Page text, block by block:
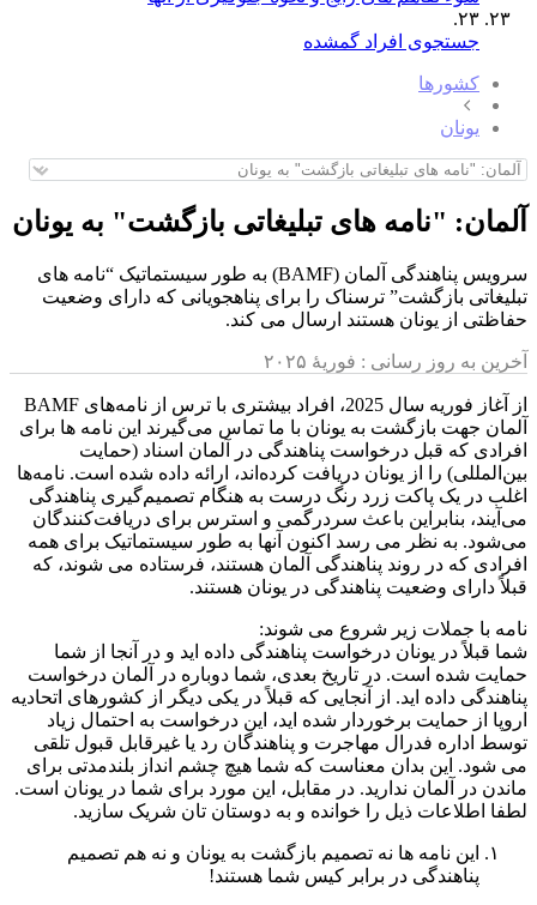
٢٣.
جستجوی افراد گمشده
کشورها
یونان
آلمان: "نامه های تبلیغاتی بازگشت" به یونان
سرویس پناهندگی آلمان (BAMF) به طور سیستماتیک “نامه های
تبلیغاتی بازگشت” ترسناک را برای پناهجویانی که دارای وضعیت
حفاظتی از یونان هستند ارسال می کند.
آخرین به روز رسانی : فوریهٔ ۲۰۲۵
از آغاز فوریه سال 2025، افراد بیشتری با ترس از نامه‌های BAMF
آلمان جهت بازگشت به یونان با ما تماس می‌گیرند این نامه ها برای
افرادی که قبل درخواست پناهندگی در آلمان اسناد (حمایت
بین‌المللی) را از یونان دریافت کرده‌اند، ارائه داده شده است. نامه‌ها
اغلب در یک پاکت زرد رنگ درست به هنگام تصمیم‌گیری پناهندگی
می‌آیند، بنابراین باعث سردرگمی و استرس برای دریافت‌کنندگان
می‌شود. به نظر می رسد اکنون آنها به طور سیستماتیک برای همه
افرادی که در روند پناهندگی آلمان هستند، فرستاده می شوند، که
قبلاً دارای وضعیت پناهندگی در یونان هستند.
نامه با جملات زیر شروع می شوند:
شما قبلاً در یونان درخواست پناهندگی داده اید و در آنجا از شما
حمایت شده است. در تاریخ بعدی، شما دوباره در آلمان درخواست
پناهندگی داده اید. از آنجایی که قبلاً در یکی دیگر از کشورهای اتحادیه
اروپا از حمایت برخوردار شده اید، این درخواست به احتمال زیاد
توسط اداره فدرال مهاجرت و پناهندگان رد یا غیرقابل قبول تلقی
می شود. این بدان معناست که شما هیچ چشم انداز بلندمدتی برای
ماندن در آلمان ندارید. در مقابل، این مورد برای شما در یونان است.
لطفا اطلاعات ذیل را خوانده و به دوستان تان شریک سازید.
این نامه ها نه تصمیم بازگشت به یونان و نه هم تصمیم
پناهندگی در برابر کیس شما هستند!